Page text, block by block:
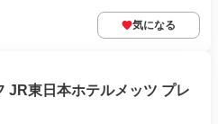
気になる
JR東日本ホテルメッツ プレ